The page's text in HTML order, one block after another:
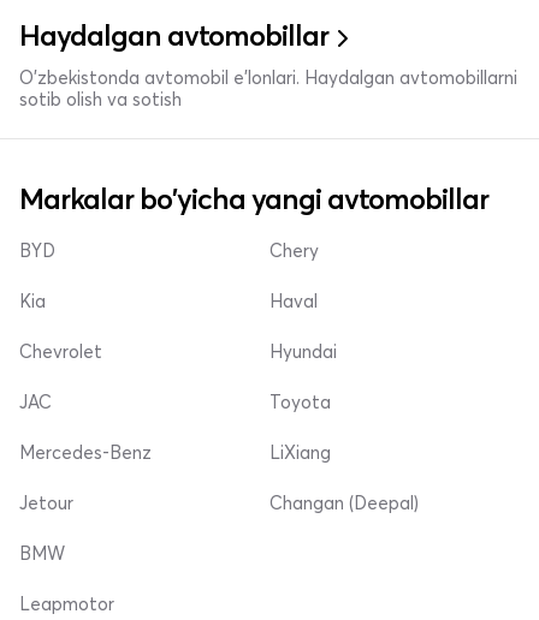
Haydalgan avtomobillar
O'zbekistonda avtomobil e’lonlari. Haydalgan avtomobillarni
sotib olish va sotish
Markalar bo'yicha yangi avtomobillar
BYD
Kia
Chevrolet
Chery
Haval
Hyundai
JAC
Mercedes-Benz
Jetour
Toyota
LiXiang
Changan (Deepal)
BMW
Leapmotor